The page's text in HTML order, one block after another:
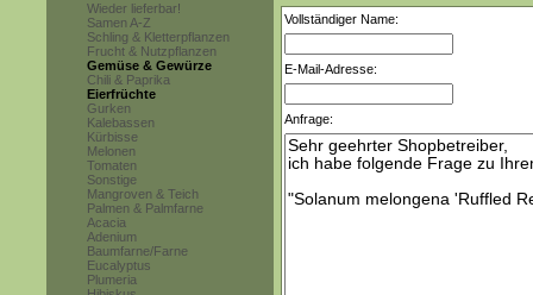
Wieder lieferbar!
Samen A-Z
Schling & Kletterpflanzen
Frucht & Nutzpflanzen
Gemüse & Gewürze
Chili & Paprika
Eierfrüchte
Gurken
Kalebassen
Kürbisse
Melonen
Tomaten
Sonstige
Mangroven & Teich
Palmen & Palmfarne
Acacia
Adenium
Baumfarne/Farne
Eucalyptus
Plumeria
Vollständiger Name:
E-Mail-Adresse:
Anfrage: